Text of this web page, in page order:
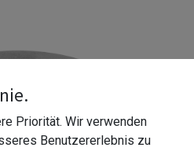
Priorität. Wir verwenden
Benutzererlebnis zu